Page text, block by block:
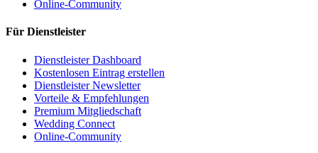
Online-Community
Für Dienstleister
Dienstleister Dashboard
Kostenlosen Eintrag erstellen
Dienstleister Newsletter
Vorteile & Empfehlungen
Premium Mitgliedschaft
Wedding Connect
Online-Community